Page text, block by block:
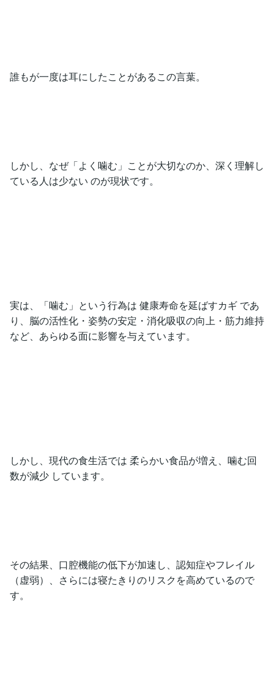
誰もが一度は耳にしたことがあるこの言葉。
しかし、なぜ「よく噛む」ことが大切なのか、深く理解し
ている人は少ない のが現状です。
実は、「噛む」という行為は 健康寿命を延ばすカギ であ
り、脳の活性化・姿勢の安定・消化吸収の向上・筋力維持
など、あらゆる面に影響を与えています。
しかし、現代の食生活では 柔らかい食品が増え、噛む回
数が減少 しています。
その結果、口腔機能の低下が加速し、認知症やフレイル
（虚弱）、さらには寝たきりのリスクを高めているので
す。